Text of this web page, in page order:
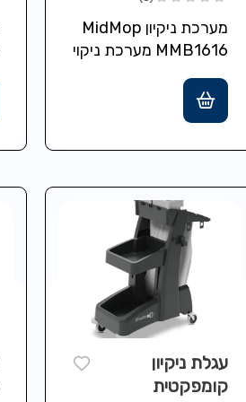
מערכת ניקיון MidMop
MMB1616 מערכת ניקוי
ל' מים מלוכלכים,…
עגלת ניקיון
קומפקטית